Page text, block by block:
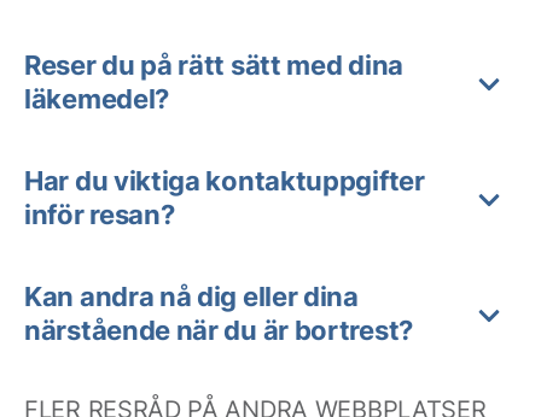
Reser du på rätt sätt med dina
läkemedel?
Har du viktiga kontaktuppgifter
inför resan?
Kan andra nå dig eller dina
närstående när du är bortrest?
FLER RESRÅD PÅ ANDRA WEBBPLATSER